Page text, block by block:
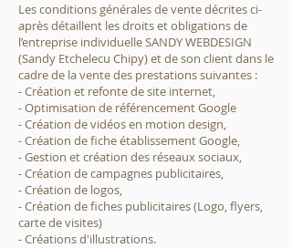
Les conditions générales de vente décrites ci-
après détaillent les droits et obligations de
l’entreprise individuelle SANDY WEBDESIGN
(Sandy Etchelecu Chipy) et de son client dans le
cadre de la vente des prestations suivantes :
- Création et refonte de site internet,
- Optimisation de référencement Google
- Création de vidéos en motion design,
- Création de fiche établissement Google,
- Gestion et création des réseaux sociaux,
- Création de campagnes publicitaires,
- Création de logos,
- Création de fiches publicitaires (Logo, flyers,
carte de visites)
- Créations d'illustrations.